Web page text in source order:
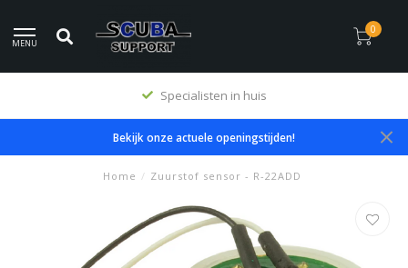
MENU
0
Specialisten in huis
Bekijk onze actuele openingstijden!
Home / Zuurstof sensor - R-22ADD